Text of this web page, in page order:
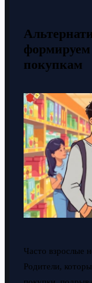
покупкам
Часто взрослые
Родители,